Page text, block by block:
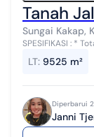
Tanah
Sungai Kakap,
SPESIFIKASI : *
LT: 9525 m²
Diperbarui
Janni